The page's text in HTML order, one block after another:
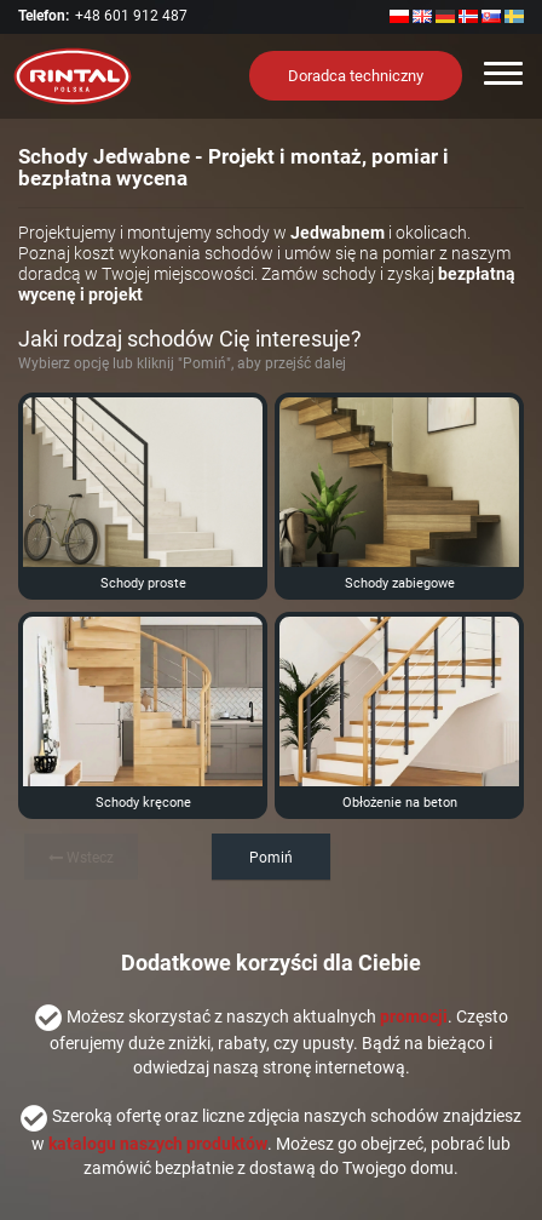
Telefon: +48 601 912 487
Doradca techniczny
Schody Jedwabne - Projekt i montaż, pomiar i
bezpłatna wycena
Projektujemy i montujemy schody w Jedwabnem i okolicach.
Poznaj koszt wykonania schodów i umów się na pomiar z naszym
doradcą w Twojej miejscowości. Zamów schody i zyskaj bezpłatną
wycenę i projekt
Jaki rodzaj schodów Cię interesuje?
Wybierz opcję lub kliknij "Pomiń", aby przejść dalej
Schody proste Schody zabiegowe
Schody kręcone Obłożenie na beton
Pomiń
Dodatkowe korzyści dla Ciebie
Możesz skorzystać z naszych aktualnych promocji. Często
oferujemy duże zniżki, rabaty, czy upusty. Bądź na bieżąco i
odwiedzaj naszą stronę internetową.
Szeroką ofertę oraz liczne zdjęcia naszych schodów znajdziesz
w katalogu naszych produktów. Możesz go obejrzeć, pobrać lub
zamówić bezpłatnie z dostawą do Twojego domu.